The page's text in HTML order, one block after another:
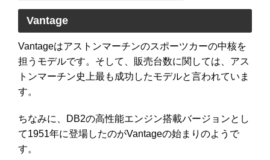
Vantage
Vantageはアストンマーチンのスポーツカーの中核を
担うモデルです。そして、販売台数に関しては、アス
トンマーチン史上最も成功したモデルと言われていま
す。
ちなみに、DB2の高性能エンジン搭載バージョンとし
て1951年に登場したのがVantageの始まりのようで
す。